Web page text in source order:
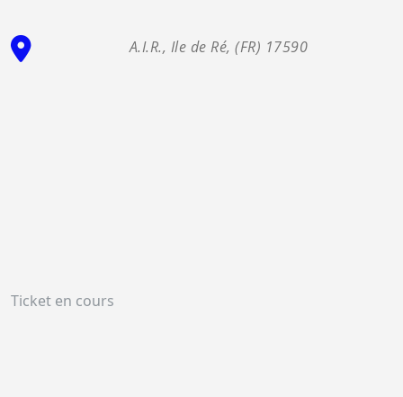
A.I.R., Ile de Ré, (FR) 17590
Ticket en cours